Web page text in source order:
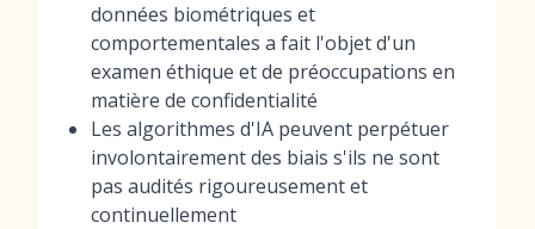
données biométriques et
comportementales a fait l'objet d'un
examen éthique et de préoccupations en
matière de confidentialité
Les algorithmes d'IA peuvent perpétuer
involontairement des biais s'ils ne sont
pas audités rigoureusement et
continuellement